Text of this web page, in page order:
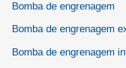
Bomba de engrenagem
Bomba de engrenagem
Bomba de engrenagem